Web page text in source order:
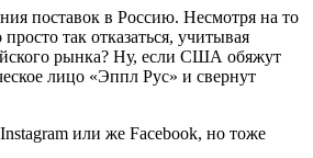
поставок в Россию. Несмотря на то
так отказаться, учитывая
рынка? Ну, если США обяжут
лицо «Эппл Рус» и свернут
или же Facebook, но тоже